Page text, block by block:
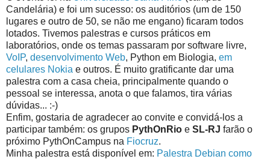
Candelária) e foi um sucesso: os auditórios (um de 150
lugares e outro de 50, se não me engano) ficaram todos
lotados. Tivemos palestras e cursos práticos em
laboratórios, onde os temas passaram por software livre,
VoIP, desenvolvimento Web, Python em Biologia, em
celulares Nokia e outros. É muito gratificante dar uma
palestra com a casa cheia, principalmente quando o
pessoal se interessa, anota o que falamos, tira várias
dúvidas... :-)
Enfim, gostaria de agradecer ao convite e convidá-los a
participar também: os grupos PythOnRio e SL-RJ farão o
próximo PythOnCampus na Fiocruz.
Minha palestra está disponível em: Palestra Debian como